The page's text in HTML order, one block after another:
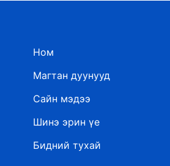
Ном
Магтан дуунууд
Сайн мэдээ
Шинэ эрин үе
Бидний тухай